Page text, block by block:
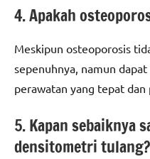
4. Apakah
Meskipun osteoporosis
sepenuhnya, namun
perawatan yang tepat dan
5. Kapan sebaiknya
densitometri tulang?